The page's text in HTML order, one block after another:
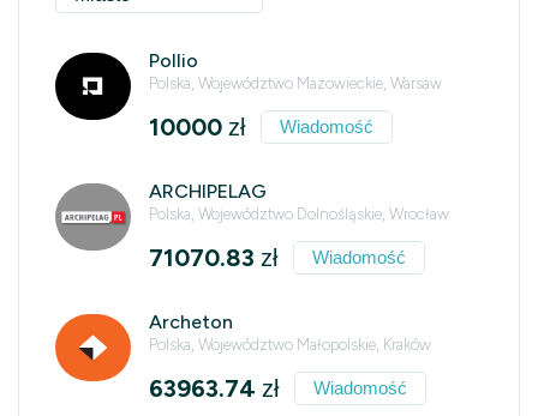
Pollio
Polska, Województwo Mazowieckie, Warsaw
10000 zł Wiadomość
ARCHIPELAG
Polska, Województwo Dolnośląskie, Wrocław
71070.83 zł Wiadomość
Archeton
Polska, Województwo Małopolskie, Kraków
63963.74 zł Wiadomość